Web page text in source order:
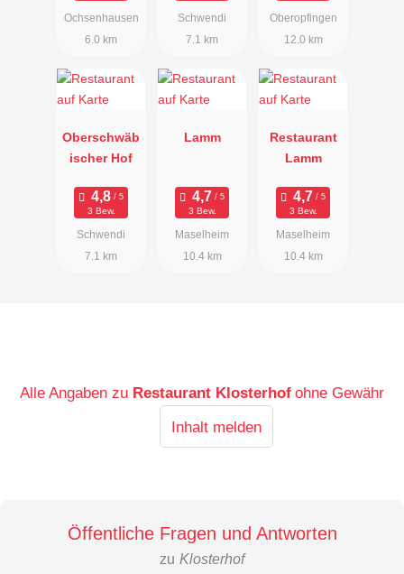
Ochsenhausen
6.0 km
Schwendi
7.1 km
Oberopfingen
12.0 km
Oberschwäb
ischer Hof
3 Bew.
Schwendi
7.1 km
Lamm
3 Bew.
Maselheim
10.4 km
Restaurant
Lamm
3 Bew.
Maselheim
10.4 km
Alle Angaben zu Restaurant Klosterhof ohne Gewähr
Inhalt melden
Öffentliche Fragen und Antworten
zu Klosterhof